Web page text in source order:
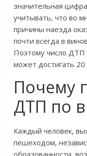
значительная
учитывать, что во
причины наезда
почти всегда в
Поэтому число ДТП
может достигать 20
Почему
ДТП по
Каждый человек,
пешеходом,